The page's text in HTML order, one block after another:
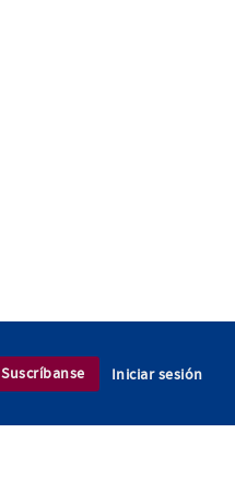
Suscríbanse Iniciar sesión